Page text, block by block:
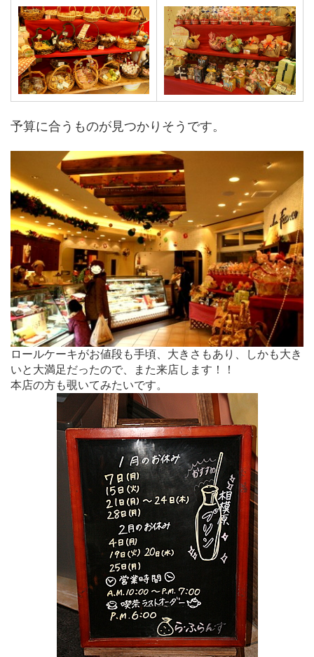
予算に合うものが見つかりそうです。
ロールケーキがお値段も手頃、大きさもあり、しかも大き
いと大満足だったので、また来店します！！
本店の方も覗いてみたいです。